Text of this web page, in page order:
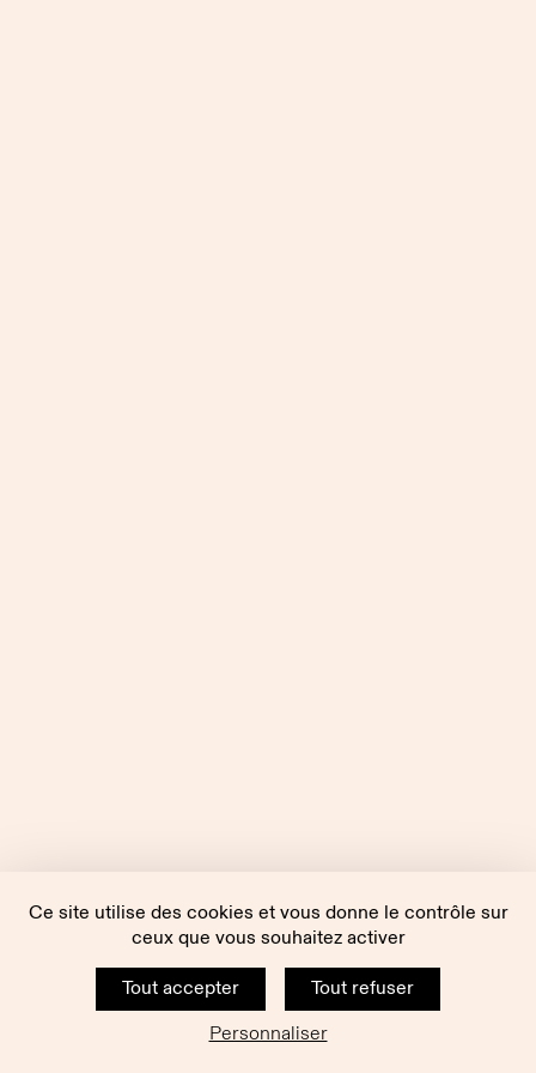
Ce site utilise des cookies et vous donne le contrôle sur
ceux que vous souhaitez activer
Tout accepter
Tout refuser
Personnaliser